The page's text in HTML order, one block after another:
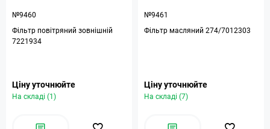
№9460
Фільтр повітряний зовнішній
7221934
Ціну уточнюйте
На складі (1)
№9461
Фільтр масляний 274/7012303
Ціну уточнюйте
На складі (7)